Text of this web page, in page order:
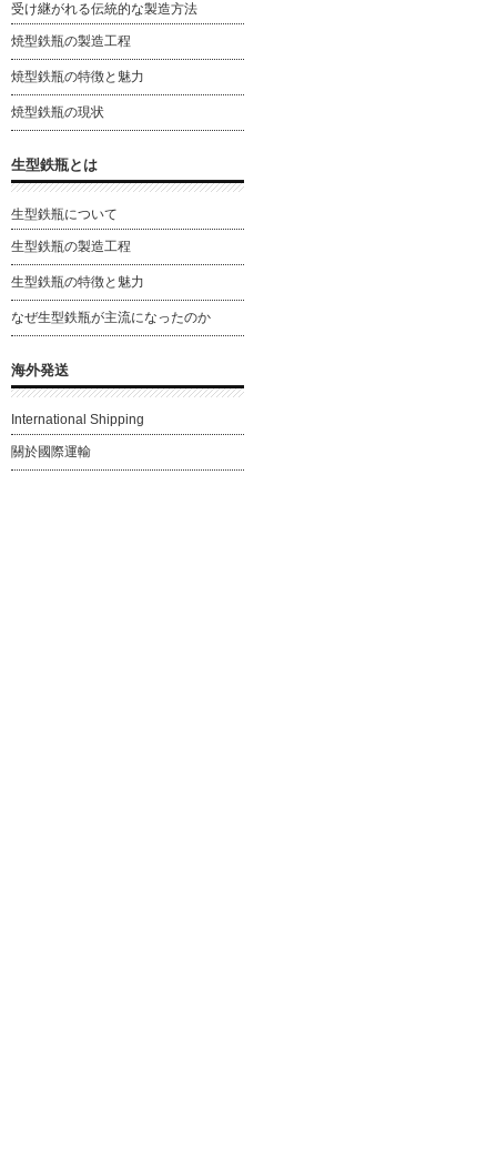
受け継がれる伝統的な製造方法
焼型鉄瓶の製造工程
焼型鉄瓶の特徴と魅力
焼型鉄瓶の現状
生型鉄瓶とは
生型鉄瓶について
生型鉄瓶の製造工程
生型鉄瓶の特徴と魅力
なぜ生型鉄瓶が主流になったのか
海外発送
International Shipping
關於國際運輸